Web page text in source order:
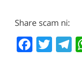
deskripsi Sumber
Share scam ni:
F T T